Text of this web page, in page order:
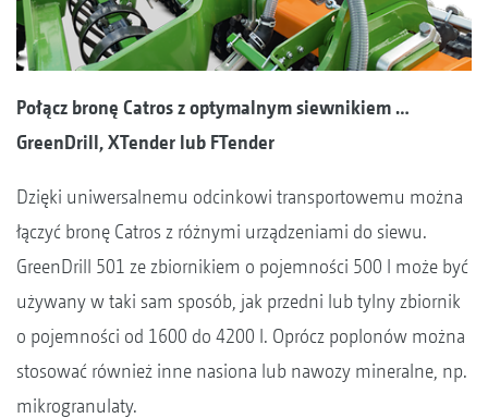
Połącz bronę Catros z optymalnym siewnikiem …
GreenDrill, XTender lub FTender
Dzięki uniwersalnemu odcinkowi transportowemu można
łączyć bronę Catros z różnymi urządzeniami do siewu.
GreenDrill 501 ze zbiornikiem o pojemności 500 l może być
używany w taki sam sposób, jak przedni lub tylny zbiornik
o pojemności od 1600 do 4200 l. Oprócz poplonów można
stosować również inne nasiona lub nawozy mineralne, np.
mikrogranulaty.